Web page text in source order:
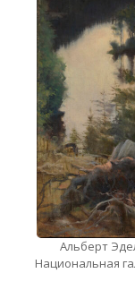
Альберт
Национальная